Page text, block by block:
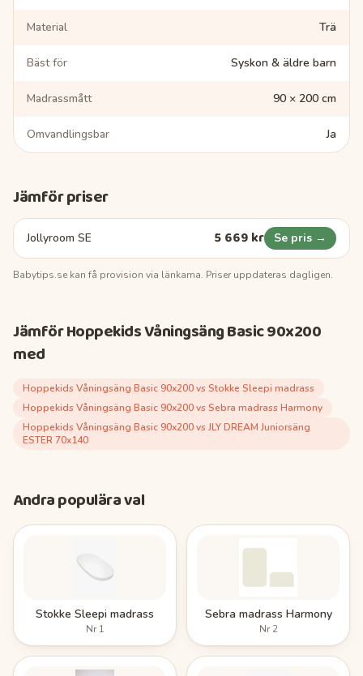
Material Trä
Bäst för Syskon & äldre barn
Madrassmått 90 × 200 cm
Omvandlingsbar Ja
Jämför priser
Jollyroom SE 5 669 kr Se pris →
Babytips.se kan få provision via länkarna. Priser uppdateras dagligen.
JämförHoppekids Våningsäng Basic 90x200
med
Hoppekids Våningsäng Basic 90x200vs Stokke Sleepi madrass
Hoppekids Våningsäng Basic 90x200vs Sebra madrass Harmony
Hoppekids Våningsäng Basic 90x200vs JLY DREAM Juniorsäng
ESTER 70x140
Andra populära val
Stokke Sleepi madrass
Nr1
Sebra madrass Harmony
Nr2